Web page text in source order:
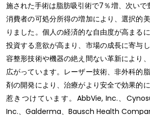
施された手術は脂肪吸引術で7％増、次い
消費者の可処分所得の増加により、選択的
りました。個人の経済的な自由度が高まる
投資する意欲が高まり、市場の成長に寄与
容整形技術や機器の絶え間ない革新により
広がっています。レーザー技術、非外科的
剤の開発により、治療がより安全で効果的
惹きつけています。AbbVie, Inc.、
Inc.、Galderma、Bausch Health